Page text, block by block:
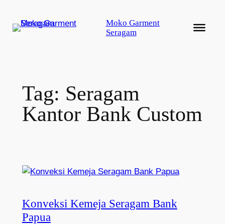
Moko Garment
Seragam
Tag: Seragam
Kantor Bank Custom
Konveksi Kemeja Seragam Bank
Papua